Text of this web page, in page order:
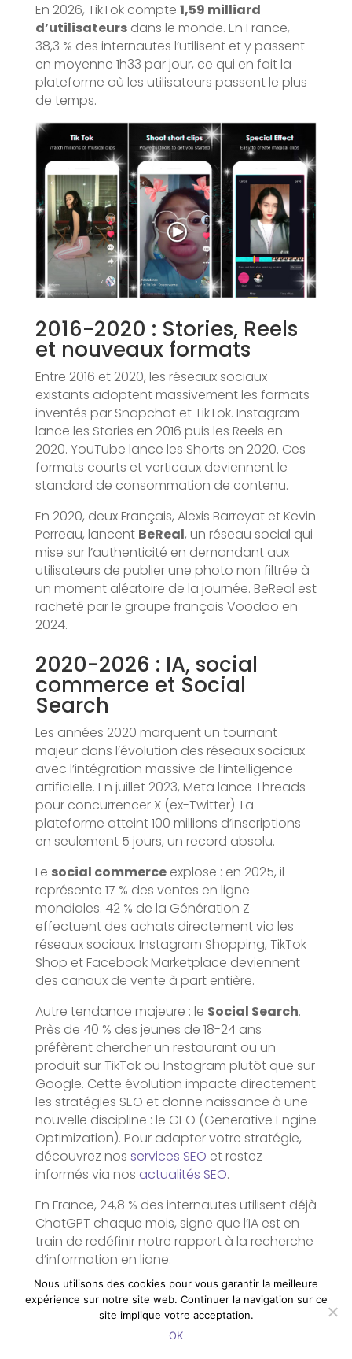
En 2026, TikTok compte 1,59 milliard
d’utilisateursdans le monde. En France,
38,3 % des internautes l’utilisent et y passent
en moyenne 1h33 par jour, ce qui en fait la
plateforme où les utilisateurs passent le plus
de temps.
2016-2020 : Stories, Reels
et nouveaux formats
Entre 2016 et 2020, les réseaux sociaux
existants adoptent massivement les formats
inventés par Snapchat et TikTok. Instagram
lance les Stories en 2016 puis les Reels en
2020. YouTube lance les Shorts en 2020. Ces
formats courts et verticaux deviennent le
standard de consommation de contenu.
En 2020, deux Français, Alexis Barreyat et Kevin
Perreau, lancent BeReal, un réseau social qui
mise sur l’authenticité en demandant aux
utilisateurs de publier une photo non filtrée à
un moment aléatoire de la journée. BeReal est
racheté par le groupe français Voodoo en
2024.
2020-2026 : IA, social
commerce et Social
Search
Les années 2020 marquent un tournant
majeur dans l’évolution des réseaux sociaux
avec l’intégration massive de l’intelligence
artificielle. En juillet 2023, Meta lance Threads
pour concurrencer X (ex-Twitter). La
plateforme atteint 100 millions d’inscriptions
en seulement 5 jours, un record absolu.
Le social commerceexplose : en 2025, il
représente 17 % des ventes en ligne
mondiales. 42 % de la Génération Z
effectuent des achats directement via les
réseaux sociaux. Instagram Shopping, TikTok
Shop et Facebook Marketplace deviennent
des canaux de vente à part entière.
Autre tendance majeure : le Social Search.
Près de 40 % des jeunes de 18-24 ans
préfèrent chercher un restaurant ou un
produit sur TikTok ou Instagram plutôt que sur
Google. Cette évolution impacte directement
les stratégies SEO et donne naissance à une
nouvelle discipline : le GEO (Generative Engine
Optimization). Pour adapter votre stratégie,
découvrez nos services SEO et restez
informés via nos actualités SEO.
En France, 24,8 % des internautes utilisent déjà
ChatGPT chaque mois, signe que l’IA est en
train de redéfinir notre rapport à la recherche
d’information en ligne.
Classement des réseaux
sociaux les plus utilisés
dans le monde (2025-
Nous utilisons des cookies pour vous garantir la meilleure
expérience sur notre site web. Continuer la navigation sur ce
site implique votre acceptation.
OK